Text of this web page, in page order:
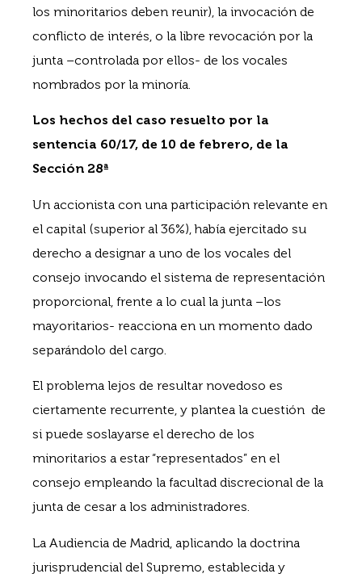
los minoritarios deben reunir), la invocación de
conflicto de interés, o la libre revocación por la
junta –controlada por ellos- de los vocales
nombrados por la minoría.
Los hechos del caso resuelto por la
sentencia 60/17, de 10 de febrero, de la
Sección 28ª
Un accionista con una participación relevante en
el capital (superior al 36%), había ejercitado su
derecho a designar a uno de los vocales del
consejo invocando el sistema de representación
proporcional, frente a lo cual la junta –los
mayoritarios- reacciona en un momento dado
separándolo del cargo.
El problema lejos de resultar novedoso es
ciertamente recurrente, y plantea la cuestión de
si puede soslayarse el derecho de los
minoritarios a estar “representados” en el
consejo empleando la facultad discrecional de la
junta de cesar a los administradores.
La Audiencia de Madrid, aplicando la doctrina
jurisprudencial del Supremo, establecida y